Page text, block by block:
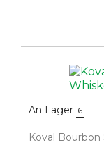
An Lager 6
Koval Bourbon